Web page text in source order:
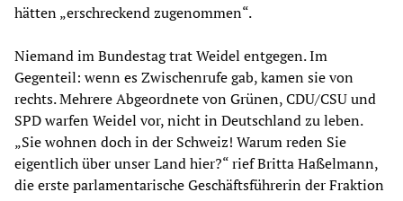
hätten „erschreckend zugenommen“.
Niemand im Bundestag trat Weidel entgegen. Im
Gegenteil: wenn es Zwischenrufe gab, kamen sie von
rechts. Mehrere Abgeordnete von Grünen, CDU/CSU und
SPD warfen Weidel vor, nicht in Deutschland zu leben.
„Sie wohnen doch in der Schweiz! Warum reden Sie
eigentlich über unser Land hier?“ rief Britta Haßelmann,
die erste parlamentarische Geschäftsführerin der Fraktion